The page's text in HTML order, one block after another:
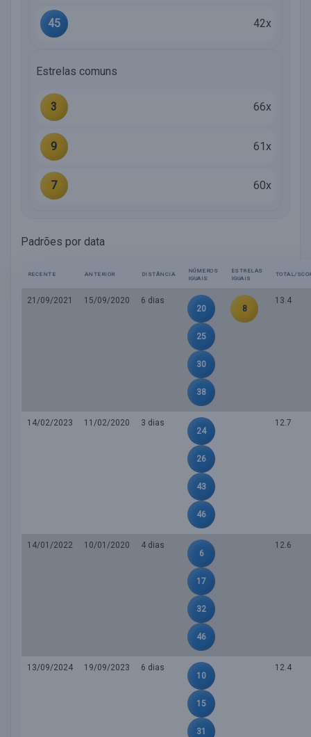
45 42x
Estrelas comuns
3 66x
9 61x
7 60x
Padrões por data
RECENTE ANTERIOR DISTÂNCIA
NÚMEROS
IGUAIS
ESTRELAS
IGUAIS
TOTAL/
21/09/2021 15/09/2020
6 dias
20
25
30
38
8
13.4
14/02/2023 11/02/2020
3 dias
24
26
43
46
12.7
14/01/2022 10/01/2020
4 dias
6
17
32
46
12.6
13/09/2024 19/09/2023
6 dias
10
15
31
12.4